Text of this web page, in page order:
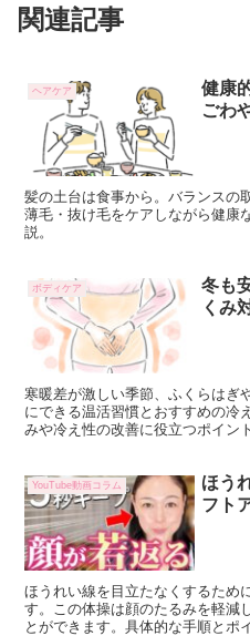
関連記事
ヘアケア
健康
ごわ
髪の土台は食事から。バランスの
薄毛・抜け毛をケアしながら健康
説。
ボディケア
冬も
くみ
寒暖差が激しい季節、ふくらはぎ
にできる温活習慣とおすすめの冷
みや冷え性の改善に役立つポイン
YouTube動画コラム
ほう
フト
ほうれい線を目立たなくするため
す。この体操は顔のたるみを軽減
とができます。具体的な手順とポ